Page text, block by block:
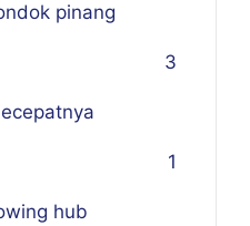
pinang
3
1
hub